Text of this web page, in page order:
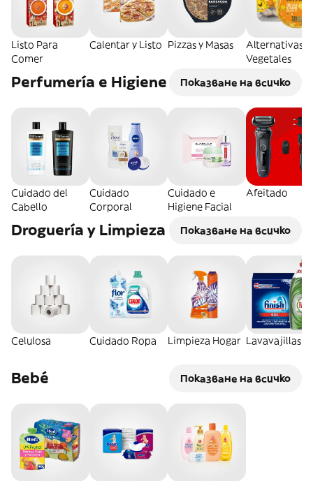
Listo Para
Comer
Calentar y Listo Pizzas y Masas
Alternativas
Vegetales
Perfumería e Higiene Показване на всичко
Cuidado del
Cabello
Cuidado
Corporal
Cuidado e
Higiene Facial
Afeitado
Droguería y Limpieza Показване на всичко
Celulosa Cuidado Ropa Limpieza Hogar Lavavajillas
Bebé Показване на всичко